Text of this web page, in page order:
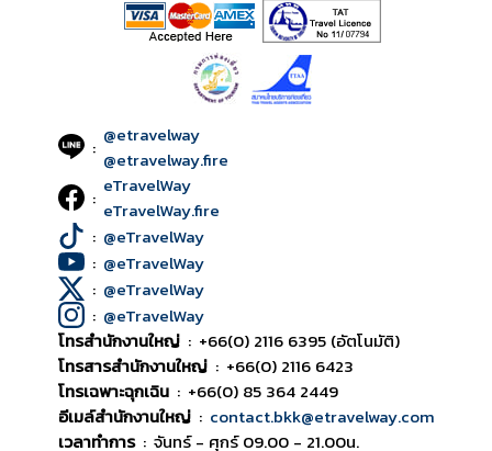
: @etravelway
@etravelway.fire
: eTravelWay
eTravelWay.fire
: @eTravelWay
: @eTravelWay
: @eTravelWay
: @eTravelWay
โทรสำนักงานใหญ่ : +66(0) 2116 6395 (อัตโนมัติ)
โทรสารสำนักงานใหญ่ : +66(0) 2116 6423
โทรเฉพาะฉุกเฉิน : +66(0) 85 364 2449
อีเมล์สำนักงานใหญ่ : contact.bkk@etravelway.com
เวลาทำการ : จันทร์ - ศุกร์ 09.00 - 21.00น.